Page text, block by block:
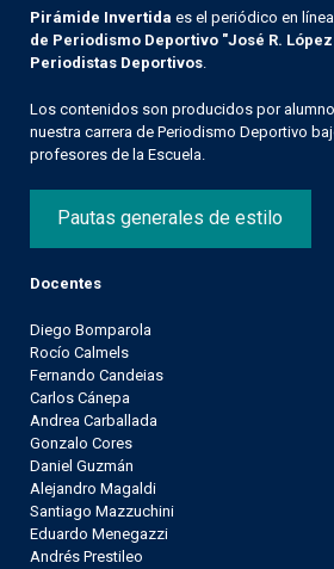
Pirámide Invertida es el periódico en
de Periodismo Deportivo "José R.
Periodistas Deportivos
Los contenidos son producidos por
nuestra carrera de Periodismo Deportivo
profesores de la Escuela.
Pautas generales de estilo
Docentes
Diego Bomparola
Rocío Calmels
Fernando Candeias
Carlos Cánepa
Andrea Carballada
Gonzalo Cores
Daniel Guzmán
Alejandro Magaldi
Santiago Mazzuchini
Eduardo Menegazzi
Andrés Prestileo